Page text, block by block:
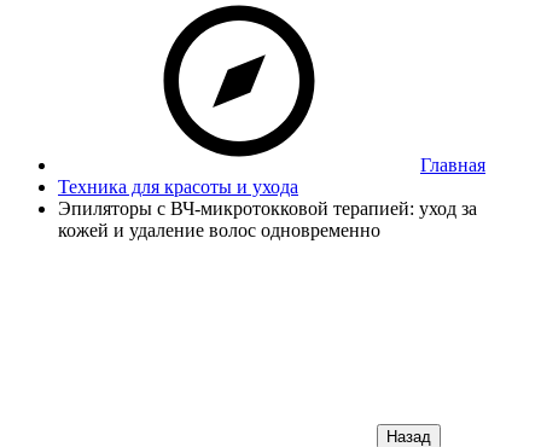
Главная
Техника для красоты и ухода
Эпиляторы с ВЧ-микротокковой терапией: уход за
кожей и удаление волос одновременно
Назад